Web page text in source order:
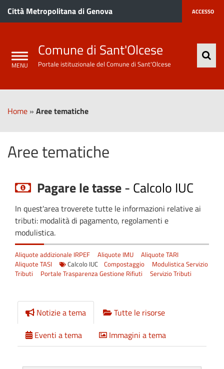
Città Metropolitana di Genova ACCESSO
Comune di Sant'Olcese
Portale istituzionale del Comune di Sant'Olcese
Home » Aree tematiche
Aree tematiche
Pagare le tasse- Calcolo IUC
In quest'area troverete tutte le informazioni relative ai
tributi: modalità di pagamento, regolamenti e
modulistica.
Aliquote addizionale IRPEF Aliquote IMU
Aliquote TARI
Aliquote TASI
Calcolo IUC Compostaggio
Modulistica Servizio
Tributi
Portale Trasparenza Gestione Rifiuti Servizio Tributi
Notizie a tema
Tutte le risorse
Eventi a tema
Immagini a tema